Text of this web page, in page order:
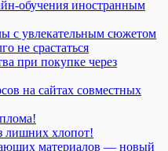
обучения иностранным
с увлекательным сюжетом
не срастаться
при покупке через
на сайтах совместных
лишних хлопот!
материалов — новый